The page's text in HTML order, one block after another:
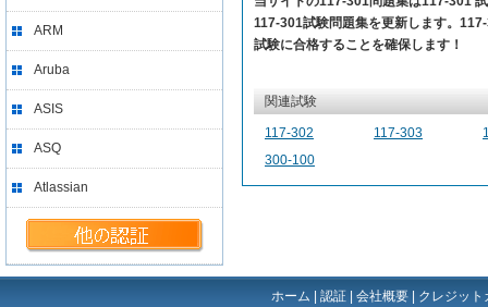
ARM
Aruba
ASIS
ASQ
Atlassian
117-301試験問題集を更新します。
試験に合格することを確保します！
関連試験
117-302 117-303
300-100
ホーム 認証 会社概要 クレジッ